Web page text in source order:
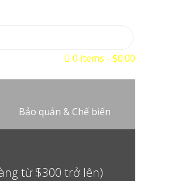
0 items
$0.00
Bảo quản & Chế biến
từ $300 trở lên)